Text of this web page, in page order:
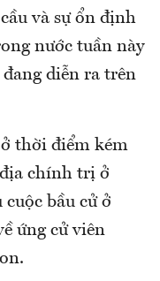
và sự ổn định
nước tuần này
diễn ra trên
ở thời điểm kém
chính trị ở
cuộc bầu cử ở
ứng cử viên